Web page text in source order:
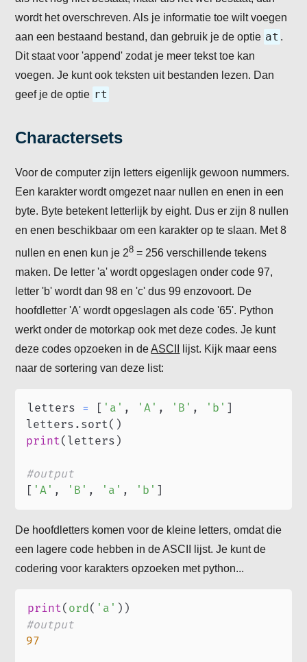
wordt het overschreven. Als je informatie toe wilt voegen
aan een bestaand bestand, dan gebruik je de optie at .
Dit staat voor 'append' zodat je meer tekst toe kan
voegen. Je kunt ook teksten uit bestanden lezen. Dan
geef je de optie rt
Charactersets
Voor de computer zijn letters eigenlijk gewoon nummers.
Een karakter wordt omgezet naar nullen en enen in een
byte. Byte betekent letterlijk by eight. Dus er zijn 8 nullen
en enen beschikbaar om een karakter op te slaan. Met 8
nullen en enen kun je 28 = 256 verschillende tekens
maken. De letter 'a' wordt opgeslagen onder code 97,
letter 'b' wordt dan 98 en 'c' dus 99 enzovoort. De
hoofdletter 'A' wordt opgeslagen als code '65'. Python
werkt onder de motorkap ook met deze codes. Je kunt
deze codes opzoeken in deASCII
lijst. Kijk maar eens
naar de sortering van deze list:
letters = [ 'a' , 'A' , 'B' , 'b' ]
letters . sort( )
print( letters )
#output
[ 'A' , 'B' , 'a' , 'b' ]
De hoofdletters komen voor de kleine letters, omdat die
een lagere code hebben in de ASCII lijst. Je kunt de
codering voor karakters opzoeken met python...
print( ord( 'a' ) )
#output
97